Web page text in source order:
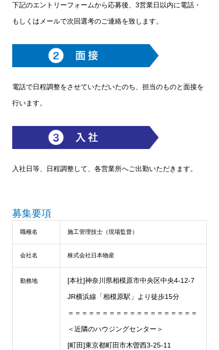
下記のエントリーフォームから応募後、3営業日以内に電話・
もしくはメールで次回選考のご連絡を致します。
電話で日程調整をさせていただいたのち、担当のものと面接を
行います。
入社日等、日程調整して、各営業所へご出勤いただきます。
募集要項
職種名 施工管理技士（現場監督）
会社名 株式会社日本物産
勤務地 [本社]神奈川県相模原市中央区中央4-12-7
JR横浜線「相模原駅」より徒歩15分
＝＝＝＝＝＝＝＝＝＝＝＝＝＝＝＝＝＝＝
＜近隣のハウジングセンター＞
[町田]東京都町田市木曽西3-25-11